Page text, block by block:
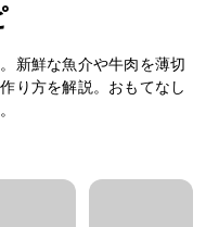
新鮮な魚介や牛肉を薄切
り方を解説。おもてなし